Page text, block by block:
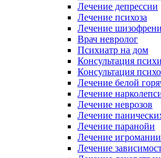
Лечение депрессии
Лечение психоза
Лечение
Врач невролог
Психиатр на дом
Консультация
Консультация
Лечение белой
Лечение
Лечение неврозов
Лечение
Лечение паранойи
Лечение игромании
Лечение